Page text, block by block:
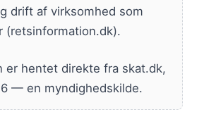
drift af virksomhed som
(retsinformation.dk).
er hentet direkte fra skat.dk,
— en myndighedskilde.